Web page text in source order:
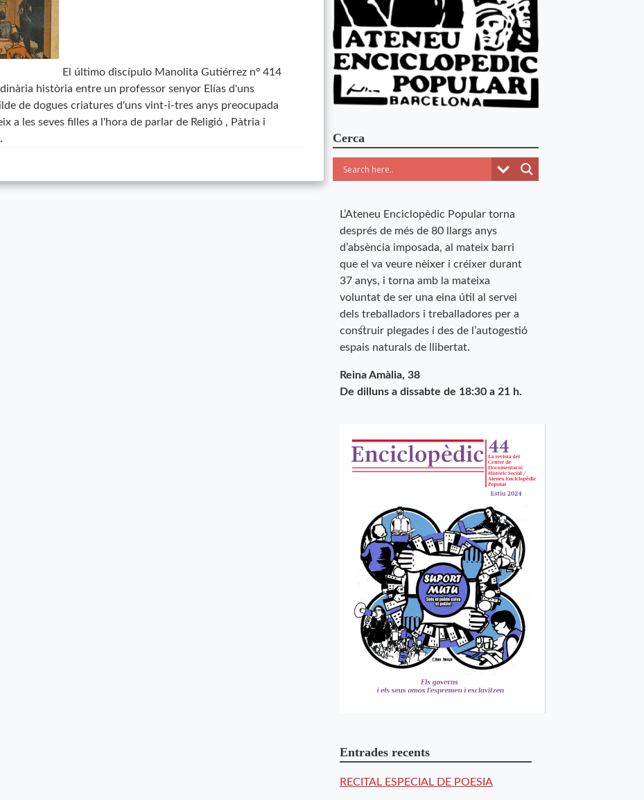
El último discípulo Manolita Gutiérrez nº 414
història entre un professor senyor Elías d'uns
de dogues criatures d'uns vint-i-tres anys preocupada
a les seves filles a l'hora de parlar de Religió , Pàtria i
Cerca
L’Ateneu Enciclopèdic Popular torna
després de més de 80 llargs anys
d’absència imposada, al mateix barri
que el va veure nèixer i créixer durant
37 anys, i torna amb la mateixa
voluntat de ser una eina útil al servei
dels treballadors i treballadores per a
construir plegades i des de l’autogestió
espais naturals de llibertat.
Reina Amàlia, 38
De dilluns a dissabte de 18:30 a 21 h.
Entrades recents
RECITAL ESPECIAL DE POESIA